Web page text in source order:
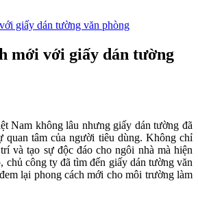
mới với giấy dán tường
Nam không lâu nhưng giấy dán tường đã
quan tâm của người tiêu dùng. Không chỉ
và tạo sự độc đáo cho ngôi nhà mà hiện
chủ công ty đã tìm đến giấy dán tường văn
lại phong cách mới cho môi trường làm